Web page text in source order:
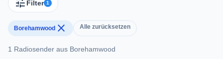
tune Filter 1
Borehamwood close Alle zurücksetzen
1 Radiosender aus Borehamwood